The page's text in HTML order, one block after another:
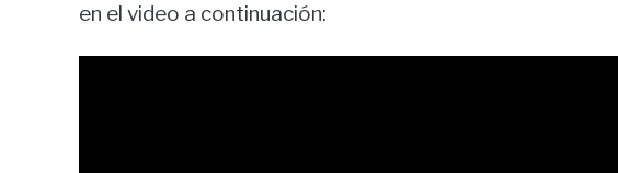
en el video a continuación: